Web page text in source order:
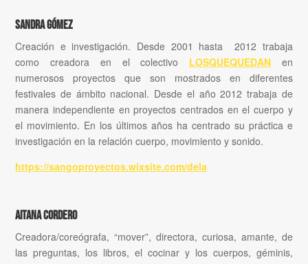
Sandra Gómez
Creación e investigación. Desde 2001 hasta 2012 trabaja
como creadora en el colectivo LOSQUEQUEDANen
numerosos proyectos que son mostrados en diferentes
festivales de ámbito nacional. Desde el año 2012 trabaja de
manera independiente en proyectos centrados en el cuerpo y
el movimiento. En los últimos años ha centrado su práctica e
investigación en la relación cuerpo, movimiento y sonido.
https://sangoproyectos.wixsite.com/dela
Aitana Cordero
Creadora/coreógrafa, “mover”, directora, curiosa, amante, de
las preguntas, los libros, el cocinar y los cuerpos, géminis,